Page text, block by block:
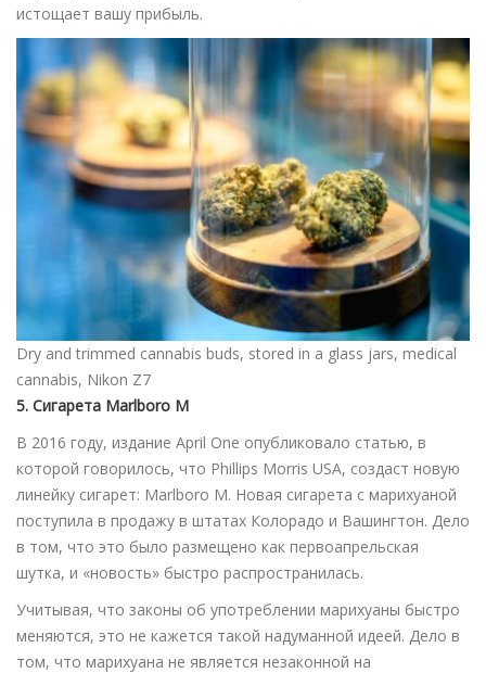
истощает вашу прибыль.
Dry and trimmed cannabis buds, stored in a glass jars, medical
cannabis, Nikon Z7
5. Сигарета Marlboro M
В 2016 году, издание April One опубликовало статью, в
которой говорилось, что Phillips Morris USA, создаст новую
линейку сигарет: Marlboro M. Новая сигарета с марихуаной
поступила в продажу в штатах Колорадо и Вашингтон. Дело
в том, что это было размещено как первоапрельская
шутка, и «новость» быстро распространилась.
Учитывая, что законы об употреблении марихуаны быстро
меняются, это не кажется такой надуманной идеей. Дело в
том, что марихуана не является незаконной на